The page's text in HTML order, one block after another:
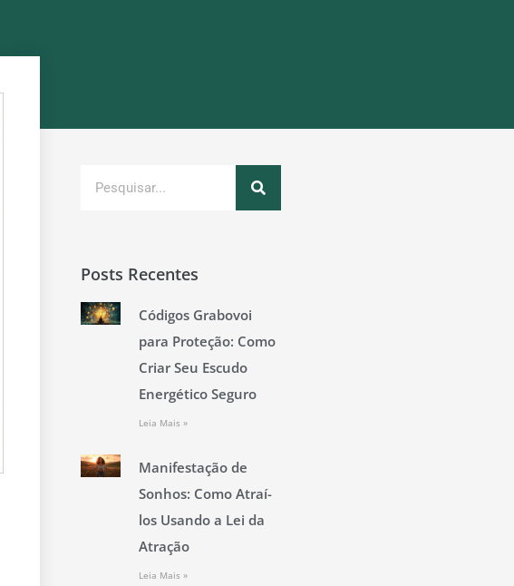
Pesquisar
Posts Recentes
Códigos Grabovoi
para Proteção: Como
Criar Seu Escudo
Energético Seguro
Leia Mais »
Manifestação de
Sonhos: Como Atraí-
los Usando a Lei da
Atração
Leia Mais »